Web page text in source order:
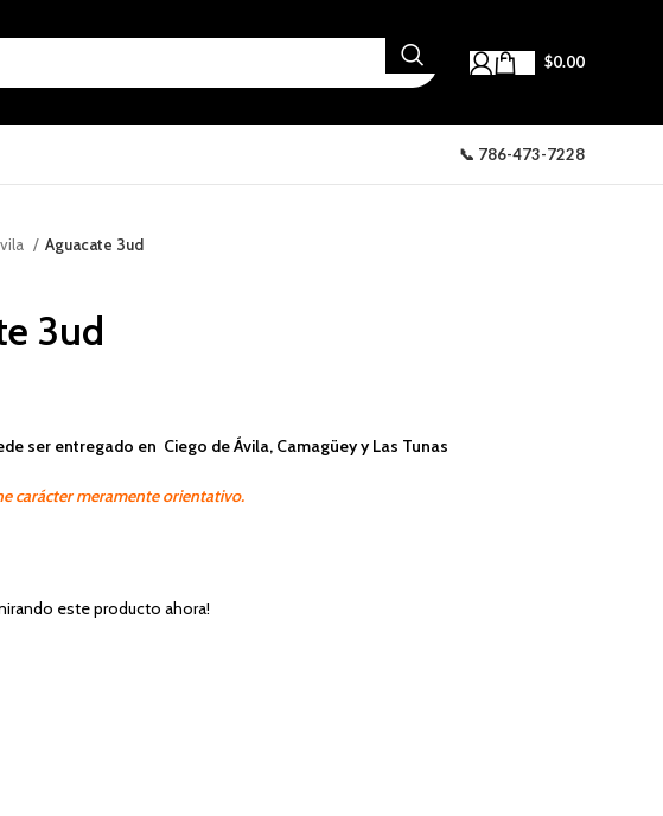
$0.00
📞 786-473-7228
Aguacate 3ud
3ud
ser entregado en Ciego de Ávila, Camagüey y Las Tunas
carácter meramente orientativo.
este producto ahora!